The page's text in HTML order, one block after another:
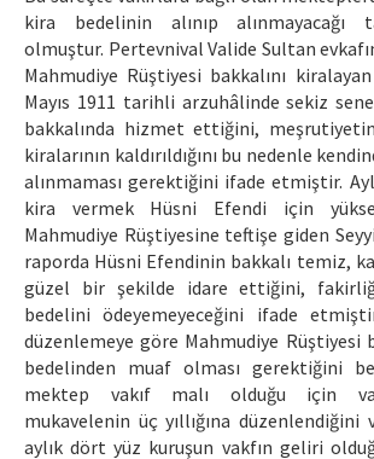
kira bedelinin alınıp alınmayacağı
olmuştur. Pertevnival Valide Sultan
Mahmudiye Rüştiyesi bakkalını
Mayıs 1911 tarihli arzuhâlinde sekiz
bakkalında hizmet ettiğini,
kiralarının kaldırıldığını bu nedenle
alınmaması gerektiğini ifade etmiştir.
kira vermek Hüsni Efendi için
Mahmudiye Rüştiyesine teftişe giden
raporda Hüsni Efendinin bakkalı temiz,
güzel bir şekilde idare ettiğini,
bedelini ödeyemeyeceğini ifade
düzenlemeye göre Mahmudiye Rüştiyesi
bedelinden muaf olması gerektiğini
mektep vakıf malı olduğu için
mukavelenin üç yıllığına düzenlendiğini
aylık dört yüz kuruşun vakfın geliri